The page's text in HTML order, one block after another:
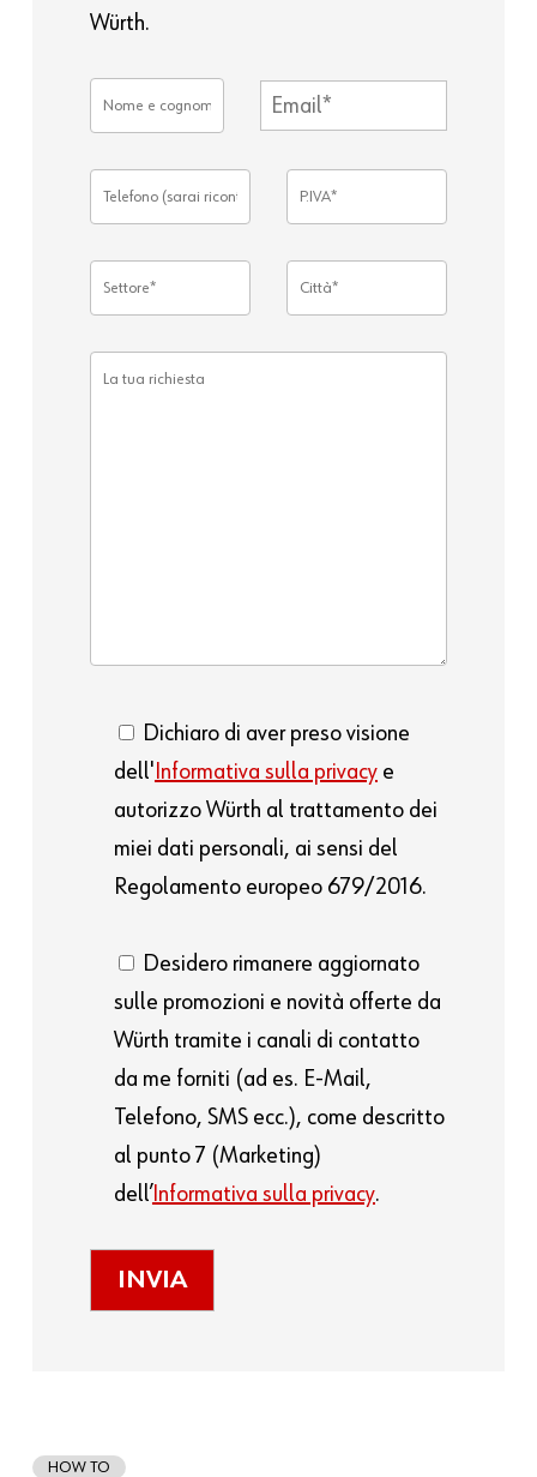
Würth.
Dichiaro di aver preso visione
dell' Informativa sulla privacye
autorizzo Würth al trattamento dei
miei dati personali, ai sensi del
Regolamento europeo 679/2016.
Desidero rimanere aggiornato
sulle promozioni e novità offerte da
Würth tramite i canali di contatto
da me forniti (ad es. E-Mail,
Telefono, SMS ecc.), come descritto
al punto 7 (Marketing)
dell’Informativa sulla privacy.
HOW TO